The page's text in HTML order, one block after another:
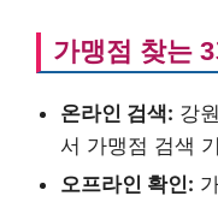
가맹점 찾는
온라인 검색: 강
서 가맹점 검색
오프라인 확인: